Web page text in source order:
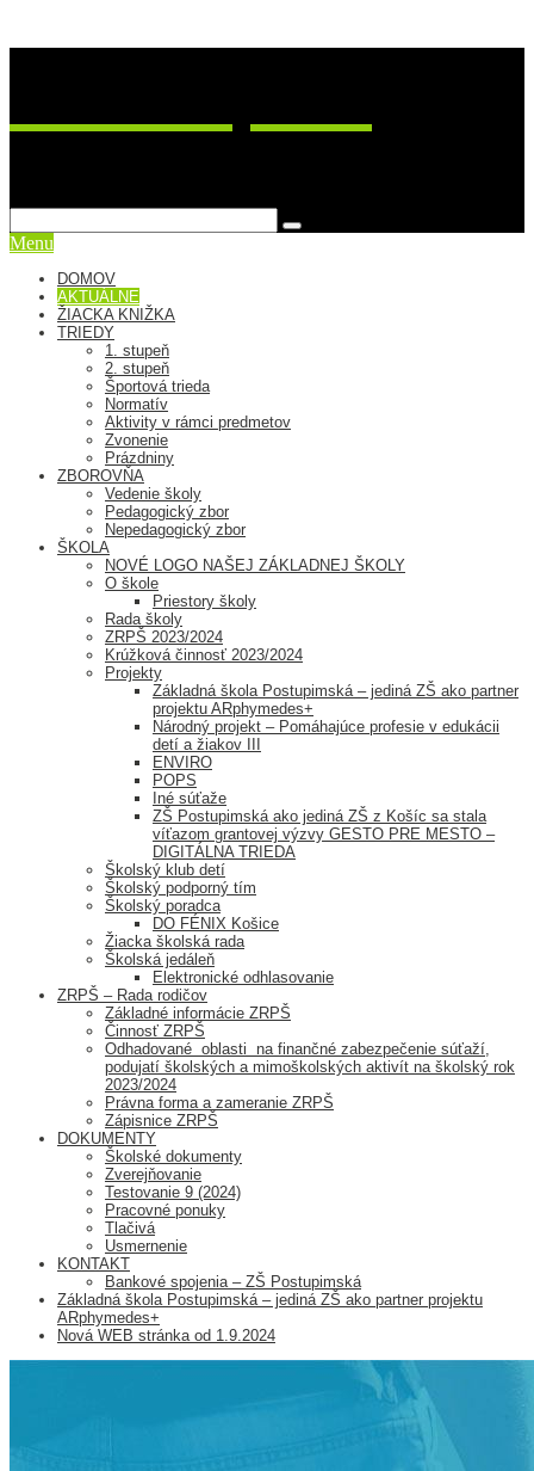
Menu
DOMOV
AKTUÁLNE
ŽIACKA KNIŽKA
TRIEDY
1. stupeň
2. stupeň
Športová trieda
Normatív
Aktivity v rámci predmetov
Zvonenie
Prázdniny
ZBOROVŇA
Vedenie školy
Pedagogický zbor
Nepedagogický zbor
ŠKOLA
NOVÉ LOGO NAŠEJ ZÁKLADNEJ ŠKOLY
O škole
Priestory školy
Rada školy
ZRPŠ 2023/2024
Krúžková činnosť 2023/2024
Projekty
Základná škola Postupimská – jediná ZŠ ako partner
projektu ARphymedes+
Národný projekt – Pomáhajúce profesie v edukácii
detí a žiakov III
ENVIRO
POPS
Iné súťaže
ZŠ Postupimská ako jediná ZŠ z Košíc sa stala
víťazom grantovej výzvy GESTO PRE MESTO –
DIGITÁLNA TRIEDA
Školský klub detí
Školský podporný tím
Školský poradca
DO FÉNIX Košice
Žiacka školská rada
Školská jedáleň
Elektronické odhlasovanie
ZRPŠ – Rada rodičov
Základné informácie ZRPŠ
Činnosť ZRPŠ
Odhadované oblasti na finančné zabezpečenie súťaží,
podujatí školských a mimoškolských aktivít na školský rok
2023/2024
Právna forma a zameranie ZRPŠ
Zápisnice ZRPŠ
DOKUMENTY
Školské dokumenty
Zverejňovanie
Testovanie 9 (2024)
Pracovné ponuky
Tlačivá
Usmernenie
KONTAKT
Bankové spojenia – ZŠ Postupimská
Základná škola Postupimská – jediná ZŠ ako partner projektu
ARphymedes+
Nová WEB stránka od 1.9.2024